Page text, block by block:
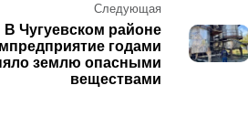
Следующая
В Чугуевском районе
годами
землю опасными
веществами